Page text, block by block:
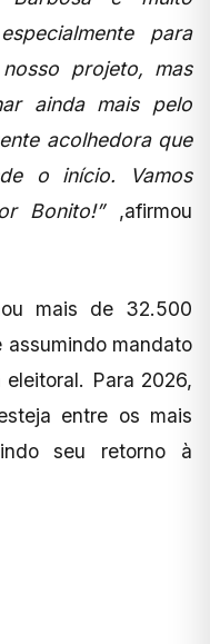
para
projeto, mas
ainda mais pelo
acolhedora que
o início. Vamos
Bonito!” ,afirmou
mais de 32.500
mandato
Para 2026,
entre os mais
seu retorno à